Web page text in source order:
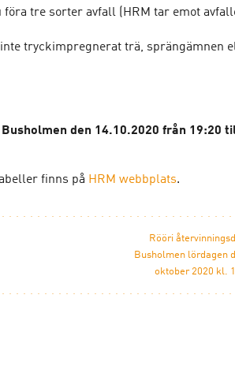
föra tre sorter avfall (HRM tar emot
tryckimpregnerat trä, sprängämnen
den 14.10.2020 från 19:20
finns på HRM webbplats.
Rööri
Busholmen lördagen
oktober 2020 kl.